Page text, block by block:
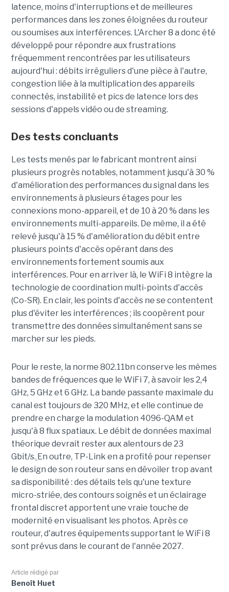
latence, moins d'interruptions et de meilleures
performances dans les zones éloignées du routeur
ou soumises aux interférences. L'Archer 8 a donc été
développé pour répondre aux frustrations
fréquemment rencontrées par les utilisateurs
aujourd'hui : débits irréguliers d'une pièce à l'autre,
congestion liée à la multiplication des appareils
connectés, instabilité et pics de latence lors des
sessions d'appels vidéo ou de streaming.
Des tests concluants
Les tests menés par le fabricant montrent ainsi
plusieurs progrès notables, notamment jusqu'à 30 %
d'amélioration des performances du signal dans les
environnements à plusieurs étages pour les
connexions mono-appareil, et de 10 à 20 % dans les
environnements multi-appareils. De même, il a été
relevé jusqu'à 15 % d'amélioration du débit entre
plusieurs points d'accès opérant dans des
environnements fortement soumis aux
interférences. Pour en arriver là, le WiFi 8 intègre la
technologie de coordination multi-points d'accès
(Co-SR). En clair, les points d'accès ne se contentent
plus d'éviter les interférences ; ils coopèrent pour
transmettre des données simultanément sans se
marcher sur les pieds.
Pour le reste, la norme 802.11bn conserve les mêmes
bandes de fréquences que le WiFi 7, à savoir les 2,4
GHz, 5 GHz et 6 GHz. La bande passante maximale du
canal est toujours de 320 MHz, et elle continue de
prendre en charge la modulation 4096-QAM et
jusqu'à 8 flux spatiaux. Le débit de données maximal
théorique devrait rester aux alentours de 23
Gbit/s. En outre, TP-Link en a profité pour repenser
le design de son routeur sans en dévoiler trop avant
sa disponibilité : des détails tels qu'une texture
micro-striée, des contours soignés et un éclairage
frontal discret apportent une vraie touche de
modernité en visualisant les photos. Après ce
routeur, d'autres équipements supportant le WiFi 8
sont prévus dans le courant de l'année 2027.
Article rédigé par
Benoît Huet